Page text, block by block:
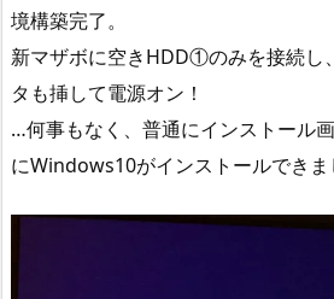
境構築完了。
新マザボに空きHDD①のみを接続し
タも挿して電源オン！
…何事もなく、普通にインストール
にWindows10がインストールできま